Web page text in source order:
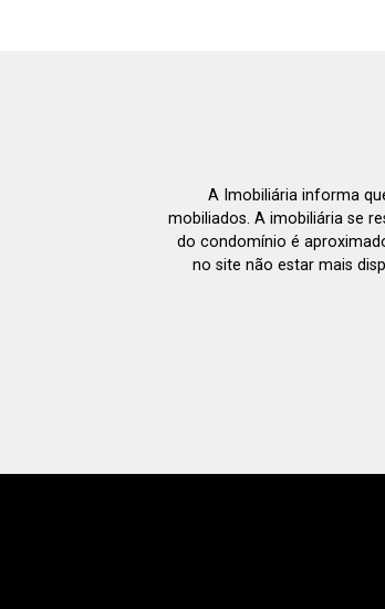
A Imobiliária informa
mobiliados. A imobiliária se
do condomínio é
no site não estar mais